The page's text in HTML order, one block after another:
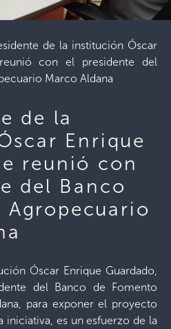
de la institución Óscar
con el presidente del
Marco Aldana
de la
Enrique
reunió con
del Banco
Agropecuario
Óscar Enrique Guardado,
del Banco de Fomento
para exponer el proyecto
iniciativa, es un esfuerzo de la